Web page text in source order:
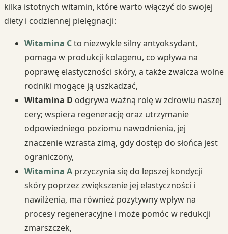
kilka istotnych witamin, które warto włączyć do swojej
diety i codziennej pielęgnacji:
Witamina Cto niezwykle silny antyoksydant,
pomaga w produkcji kolagenu, co wpływa na
poprawę elastyczności skóry, a także zwalcza wolne
rodniki mogące ją uszkadzać,
Witamina D odgrywa ważną rolę w zdrowiu naszej
cery; wspiera regenerację oraz utrzymanie
odpowiedniego poziomu nawodnienia, jej
znaczenie wzrasta zimą, gdy dostęp do słońca jest
ograniczony,
Witamina A przyczynia się do lepszej kondycji
skóry poprzez zwiększenie jej elastyczności i
nawilżenia, ma również pozytywny wpływ na
procesy regeneracyjne i może pomóc w redukcji
zmarszczek,